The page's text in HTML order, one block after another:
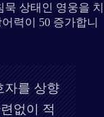
상태인 영웅을 치
력이 50 증가합니
자를 상향
없이 적